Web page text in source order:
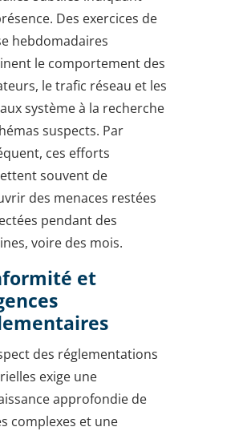
Des exercices de
hebdomadaires
le comportement des
le trafic réseau et les
système à la recherche
suspects. Par
ces efforts
souvent de
des menaces restées
pendant des
voire des mois.
et
des réglementations
exige une
approfondie de
complexes et une